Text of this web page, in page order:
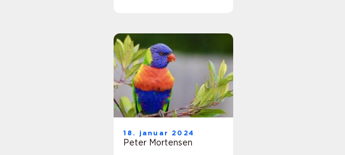
18. januar 2024
Peter Mortensen